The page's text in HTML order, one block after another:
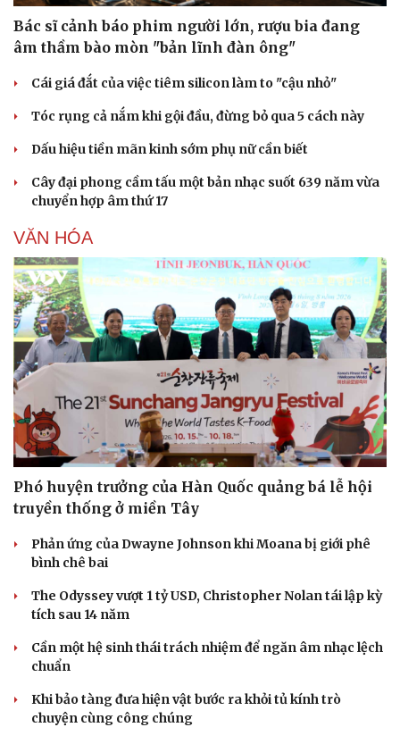
Vì cộng đồng Chuyển đổi số
Bác sĩ cảnh báo phim người lớn, rượu bia đang
âm thầm bào mòn "bản lĩnh đàn ông"
Cái giá đắt của việc tiêm silicon làm to "cậu nhỏ"
Tóc rụng cả nắm khi gội đầu, đừng bỏ qua 5 cách này
Dấu hiệu tiền mãn kinh sớm phụ nữ cần biết
Cây đại phong cầm tấu một bản nhạc suốt 639 năm vừa
chuyển hợp âm thứ 17
VĂN HÓA
Phó huyện trưởng của Hàn Quốc quảng bá lễ hội
truyền thống ở miền Tây
Phản ứng của Dwayne Johnson khi Moana bị giới phê
bình chê bai
The Odyssey vượt 1 tỷ USD, Christopher Nolan tái lập kỳ
tích sau 14 năm
Cần một hệ sinh thái trách nhiệm để ngăn âm nhạc lệch
chuẩn
Khi bảo tàng đưa hiện vật bước ra khỏi tủ kính trò
chuyện cùng công chúng